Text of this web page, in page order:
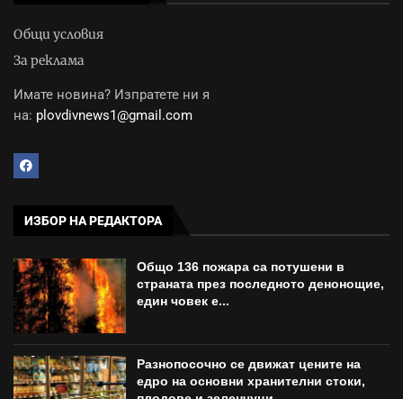
Общи условия
За реклама
Имате новина? Изпратете ни я
на: plovdivnews1@gmail.com
ИЗБОР НА РЕДАКТОРА
Общо 136 пожара са потушени в
страната през последното денонощие,
един човек е...
Разнопосочно се движат цените на
едро на основни хранителни стоки,